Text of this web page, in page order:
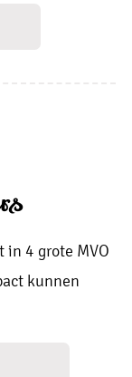
in 4 grote MVO
kunnen